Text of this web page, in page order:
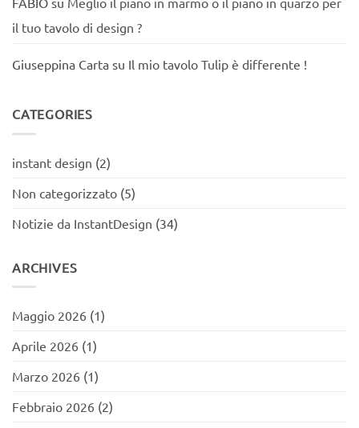
il tuo tavolo di design ?
Giuseppina Carta su Il mio tavolo Tulip è differente !
CATEGORIES
instant design (2)
Non categorizzato (5)
Notizie da InstantDesign (34)
ARCHIVES
Maggio 2026 (1)
Aprile 2026 (1)
Marzo 2026 (1)
Febbraio 2026 (2)